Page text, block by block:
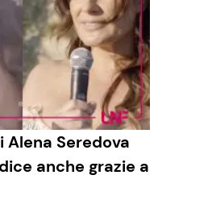
Alena Seredova
anche grazie a